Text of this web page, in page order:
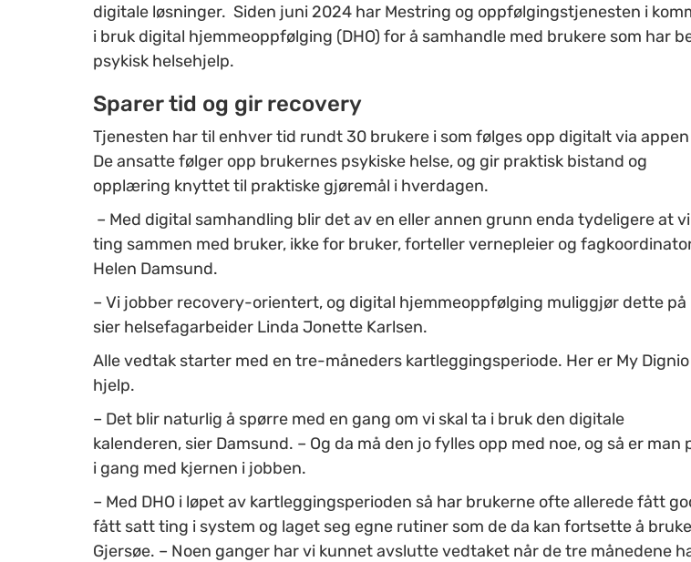
digitale løsninger. Siden juni 2024 har Mestring og oppfølgingstjenesten i
i bruk digital hjemmeoppfølging (DHO) for å samhandle med brukere som har
psykisk helsehjelp.
Sparer tid og gir recovery
Tjenesten har til enhver tid rundt 30 brukere i som følges opp digitalt via appen
De ansatte følger opp brukernes psykiske helse, og gir praktisk bistand og
opplæring knyttet til praktiske gjøremål i hverdagen.
– Med digital samhandling blir det av en eller annen grunn enda tydeligere at
ting sammen med bruker, ikke for bruker, forteller vernepleier og
Helen Damsund.
– Vi jobber recovery-orientert, og digital hjemmeoppfølging muliggjør dette på
sier helsefagarbeider Linda Jonette Karlsen.
Alle vedtak starter med en tre-måneders kartleggingsperiode. Her er My
hjelp.
– Det blir naturlig å spørre med en gang om vi skal ta i bruk den digitale
kalenderen, sier Damsund. – Og da må den jo fylles opp med noe, og så er man
i gang med kjernen i jobben.
– Med DHO i løpet av kartleggingsperioden så har brukerne ofte allerede fått
fått satt ting i system og laget seg egne rutiner som de da kan fortsette å
Gjersøe. – Noen ganger har vi kunnet avslutte vedtaket når de tre månedene